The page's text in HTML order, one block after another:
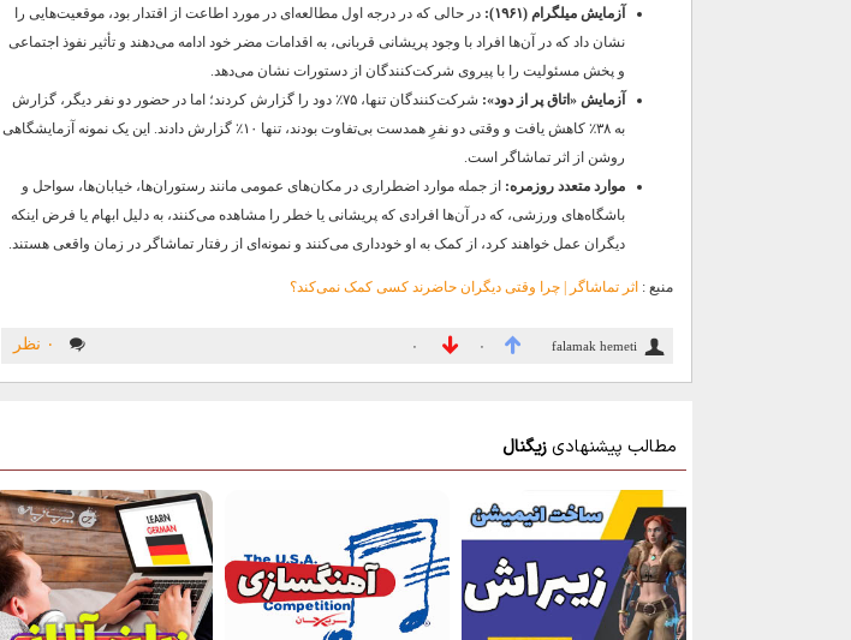
آزمایش میلگرام (۱۹۶۱):
در حالی که در درجه اول مطالعه‌ای در مورد اطاعت از اقتدار بود، موقعیت‌هایی را
نشان داد که در آن‌ها افراد با وجود پریشانی قربانی، به اقدامات مضر خود ادامه می‌دهند و تأثیر نفوذ اجتماعی
و پخش مسئولیت را با پیروی شرکت‌کنندگان از دستورات نشان می‌دهد.
آزمایش «اتاق پر از دود»:
شرکت‌کنندگان تنها، ۷۵٪ دود را گزارش کردند؛ اما در حضور دو نفر دیگر، گزارش
به ۳۸٪ کاهش یافت و وقتی دو نفرِ همدست بی‌تفاوت بودند، تنها ۱۰٪ گزارش دادند. این یک نمونه آزمایشگاهی
روشن از اثر تماشاگر است.
موارد متعدد روزمره: از جمله موارد اضطراری در مکان‌های عمومی مانند رستوران‌ها، خیابان‌ها، سواحل و
باشگاه‌های ورزشی، که در آن‌ها افرادی که پریشانی یا خطر را مشاهده می‌کنند، به دلیل ابهام یا فرض اینکه
دیگران عمل خواهند کرد، از کمک به او خودداری می‌کنند و نمونه‌ای از رفتار تماشاگر در زمان واقعی هستند.
منبع : اثر تماشاگر | چرا وقتی دیگران حاضرند کسی کمک نمی‌کند؟
falamak hemeti ۰ ۰ ۰ نظر